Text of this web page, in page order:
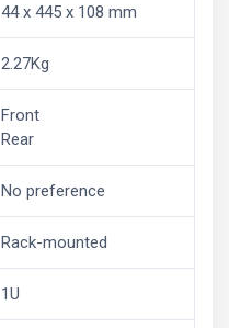
44 x 445 x 108 mm
2.27Kg
Front
Rear
No preference
Rack-mounted
1U